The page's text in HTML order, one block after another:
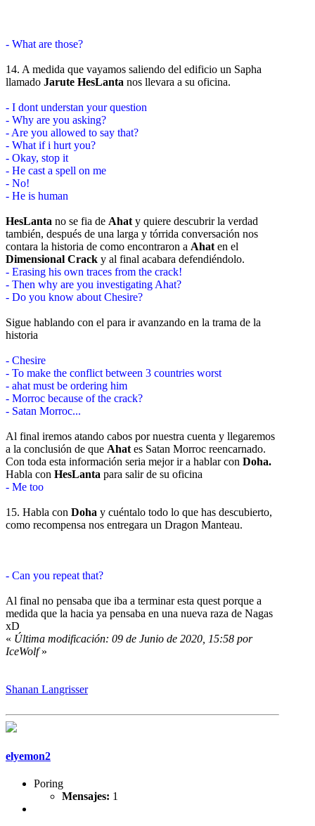
- What are those?
14. A medida que vayamos saliendo del edificio un Sapha
llamado Jarute HesLanta nos llevara a su oficina.
- I dont understan your question
- Why are you asking?
- Are you allowed to say that?
- What if i hurt you?
- Okay, stop it
- He cast a spell on me
- No!
- He is human
HesLanta no se fia de Ahat y quiere descubrir la verdad
también, después de una larga y tórrida conversación nos
contara la historia de como encontraron a Ahat en el
Dimensional Crack y al final acabara defendiéndolo.
- Erasing his own traces from the crack!
- Then why are you investigating Ahat?
- Do you know about Chesire?
Sigue hablando con el para ir avanzando en la trama de la
historia
- Chesire
- To make the conflict between 3 countries worst
- ahat must be ordering him
- Morroc because of the crack?
- Satan Morroc...
Al final iremos atando cabos por nuestra cuenta y llegaremos
a la conclusión de que Ahat es Satan Morroc reencarnado.
Con toda esta información seria mejor ir a hablar con Doha.
Habla con HesLanta para salir de su oficina
- Me too
15. Habla con Doha y cuéntalo todo lo que has descubierto,
como recompensa nos entregara un Dragon Manteau.
- Can you repeat that?
Al final no pensaba que iba a terminar esta quest porque a
medida que la hacia ya pensaba en una nueva raza de Nagas
xD
« Última modificación: 09 de Junio de 2020, 15:58 por
IceWolf»
Shanan Langrisser
elyemon2
Poring
Mensajes: 1